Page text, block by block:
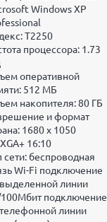
Windows XP
T2250
процессора: 1.73
оперативной
512 МБ
накопителя:80 ГБ
и формат
1680 x 1050
16:10
сети: беспроводная
Wi-Fi подключение
линии
подключение
линии